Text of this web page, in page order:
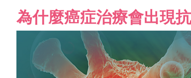
為什麼癌症治療會出現